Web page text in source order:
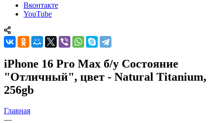
Вконтакте
YouTube
iPhone 16 Pro Max б/у Состояние
"Отличный", цвет - Natural Titanium,
256gb
Главная
—